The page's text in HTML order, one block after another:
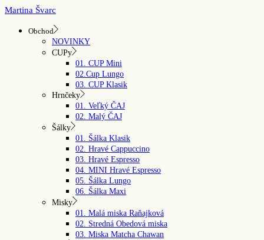
Skip
Martina Švarc
Obchod
NOVINKY
CUPy
01. CUP Mini
02.Cup Lungo
03. CUP Klasik
Hrnčeky
01. Veľký ČAJ
02. Malý ČAJ
Šálky
01. Šálka Klasik
02. Hravé Cappuccino
03. Hravé Espresso
04. MINI Hravé Espresso
05. Šálka Lungo
06. Šálka Maxi
Misky
01. Malá miska Raňajková
02. Stredná Obedová miska
03. Miska Matcha Chawan